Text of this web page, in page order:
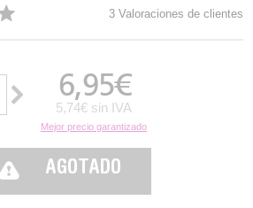
3 Valoraciones de clientes
6,95€
5,74€ sin IVA
Mejor precio garantizado
AGOTADO